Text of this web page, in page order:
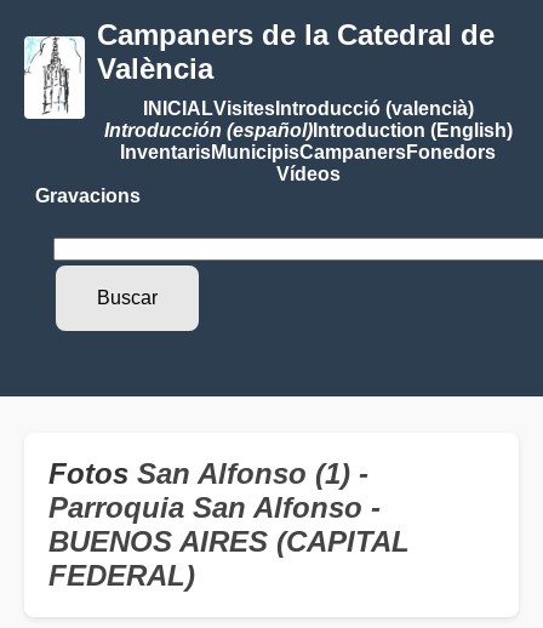
Campaners de la Catedral de
València
INICIALVisitesIntroducció (valencià)
Introducción (español)Introduction (English)
InventarisMunicipisCampanersFonedors
Vídeos
Gravacions
Fotos San Alfonso (1) -
Parroquia San Alfonso -
BUENOS AIRES (CAPITAL
FEDERAL)